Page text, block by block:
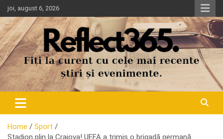
Skip
to
content
joi, august 6, 2026
Home
Sport
Stadion plin la Craiova! UEFA a trimis o brigadă germană